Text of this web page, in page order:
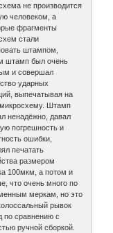
не производится
человеком, а
фрагменты
стали
штампом,
штамп был очень
и совершал
ударных
выпечатывая на
Штамп
ненадёжно, давал
погрешность и
ошибки,
печатать
размером
100мкм, а потом и
что очень много по
меркам, но это
рывок
по сравнению с
ручной сборкой.